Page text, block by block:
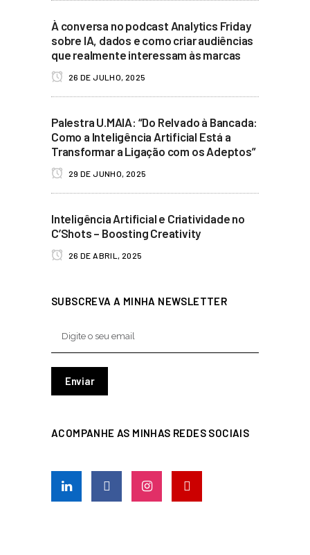
À conversa no podcast Analytics Friday
sobre IA, dados e como criar audiências
que realmente interessam às marcas
26 DE JULHO, 2025
Palestra U.MAIA: “Do Relvado à Bancada:
Como a Inteligência Artificial Está a
Transformar a Ligação com os Adeptos”
29 DE JUNHO, 2025
Inteligência Artificial e Criatividade no
C’Shots – Boosting Creativity
26 DE ABRIL, 2025
SUBSCREVA A MINHA NEWSLETTER
ACOMPANHE AS MINHAS REDES SOCIAIS